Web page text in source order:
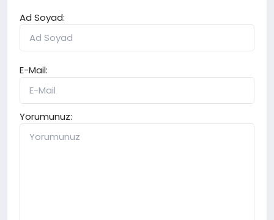
Ad Soyad:
E-Mail:
Yorumunuz: